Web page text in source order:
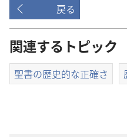
戻る
関連するトピック
聖書の歴史的な正確さ